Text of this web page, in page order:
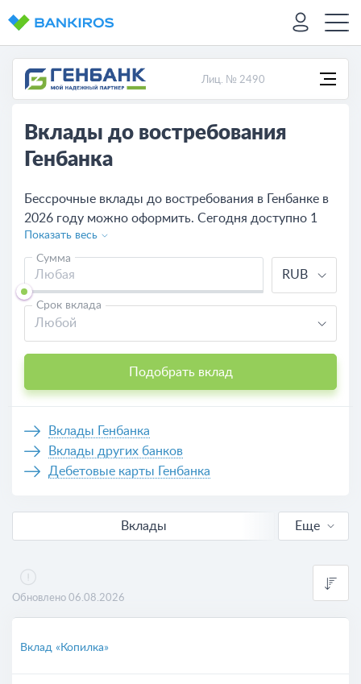
Лиц. № 2490
Вклады до востребования
Генбанка
Бессрочные вклады до востребования в Генбанке в
2026 году можно оформить. Сегодня доступно 1
предложение.
Показать весь
Сумма
RUB
Срок вклада
Любой
Подобрать вклад
Вклады Генбанка
Вклады других банков
Дебетовые карты Генбанка
Вклады
Еще
Обновлено 06.08.2026
Вклад «Копилка»